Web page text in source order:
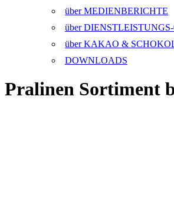
über MEDIENBERICHTE
über
über KAKAO &
DOWNLOADS
Pralinen Sortiment